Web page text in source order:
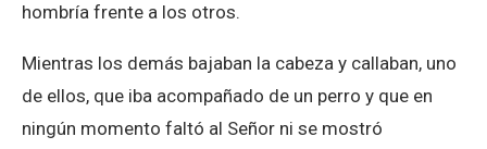
hombría frente a los otros.
Mientras los demás bajaban la cabeza y callaban, uno
de ellos, que iba acompañado de un perro y que en
ningún momento faltó al Señor ni se mostró